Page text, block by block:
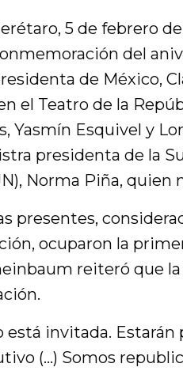
5 de febrero
del
de México,
el Teatro de la
Yasmín Esquivel y
presidenta de la
Norma Piña,
presentes,
ocuparon la
reiteró que la
está invitada.
(…) Somos